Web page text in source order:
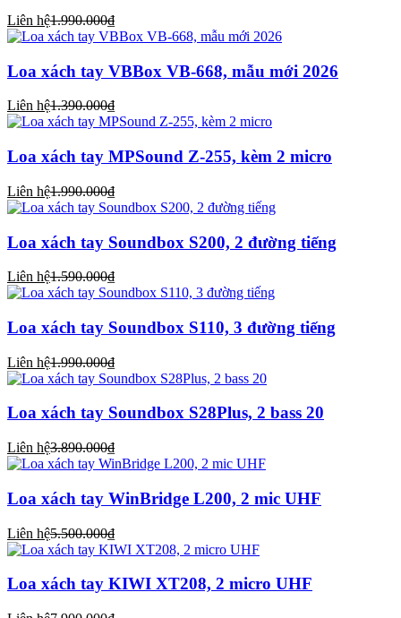
Liên hệ1.990.000₫
Loa xách tay VBBox VB-668, mẫu mới 2026
Liên hệ1.390.000₫
Loa xách tay MPSound Z-255, kèm 2 micro
Liên hệ1.990.000₫
Loa xách tay Soundbox S200, 2 đường tiếng
Liên hệ1.590.000₫
Loa xách tay Soundbox S110, 3 đường tiếng
Liên hệ1.990.000₫
Loa xách tay Soundbox S28Plus, 2 bass 20
Liên hệ3.890.000₫
Loa xách tay WinBridge L200, 2 mic UHF
Liên hệ5.500.000₫
Loa xách tay KIWI XT208, 2 micro UHF